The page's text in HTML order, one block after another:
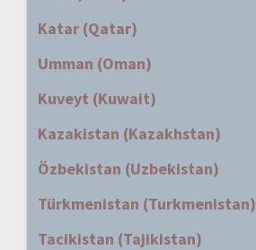
Katar (Qatar)
Umman (Oman)
Kuveyt (Kuwait)
Kazakistan (Kazakhstan)
Özbekistan (Uzbekistan)
Türkmenistan (Turkmenistan)
Tacikistan (Tajikistan)